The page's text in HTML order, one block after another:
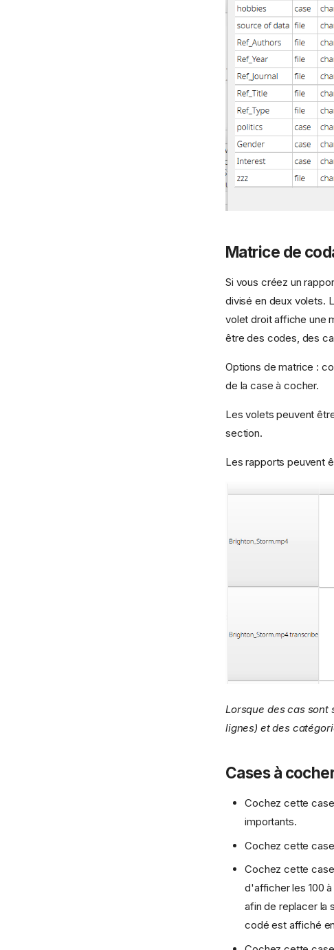
Matrice de
Si vous créez un
divisé en deux volets.
volet droit affiche une
être des codes, des
Options de matrice :
de la case à cocher.
Les volets peuvent
section.
Les rapports peuvent
Lorsque des cas
lignes) et des
Cases à
Cochez cette
importants.
Cochez cette
Cochez cette
d'afficher les 100
afin de replacer la
codé est affiché